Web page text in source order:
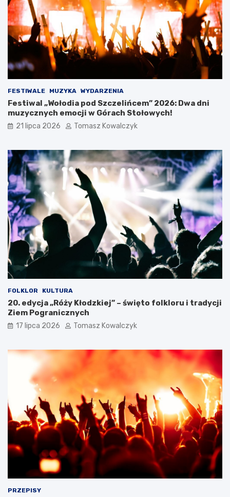
a
r
c
i
a
a
k
a
c
j
i
FESTIWALE MUZYKA WYDARZENIA
Festiwal „Wołodia pod Szczelińcem” 2026: Dwa dni
muzycznych emocji w Górach Stołowych!
21 lipca 2026 Tomasz Kowalczyk
FOLKLOR KULTURA
20. edycja „Róży Kłodzkiej” – święto folkloru i tradycji
Ziem Pogranicznych
17 lipca 2026 Tomasz Kowalczyk
PRZEPISY